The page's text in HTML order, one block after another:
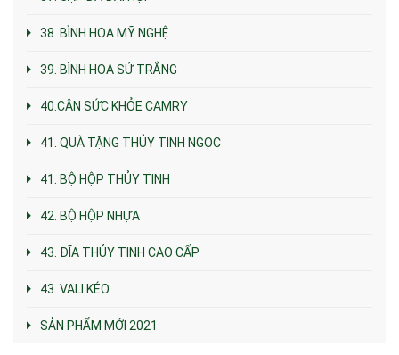
38. BÌNH HOA MỸ NGHỆ
39. BÌNH HOA SỨ TRẮNG
40.CÂN SỨC KHỎE CAMRY
41. QUÀ TẶNG THỦY TINH NGỌC
41. BỘ HỘP THỦY TINH
42. BỘ HỘP NHỰA
43. ĐĨA THỦY TINH CAO CẤP
43. VALI KÉO
SẢN PHẨM MỚI 2021